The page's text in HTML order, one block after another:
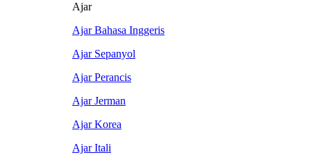
Ajar
Ajar Bahasa Inggeris
Ajar Sepanyol
Ajar Perancis
Ajar Jerman
Ajar Korea
Ajar Itali